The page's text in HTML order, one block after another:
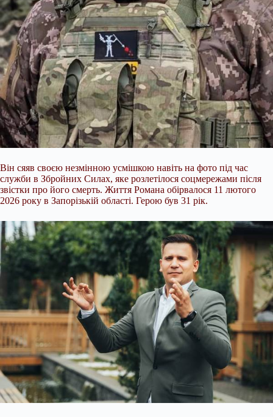
Він сяяв своєю незмінною усмішкою навіть на фото під час
служби в Збройних Силах, яке розлетілося соцмережами після
звістки про його смерть. Життя Романа обірвалося 11 лютого
2026 року в Запорізькій області. Герою був 31 рік.